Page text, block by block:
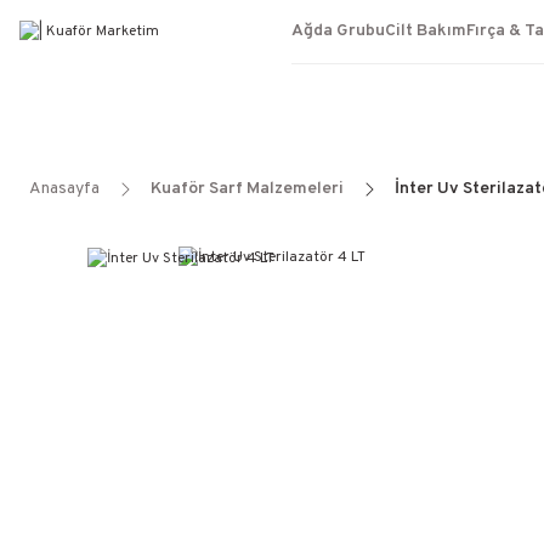
Ağda GrubuCilt BakımFırça &
Anasayfa Kuaför Sarf Malzemeleri İnter Uv